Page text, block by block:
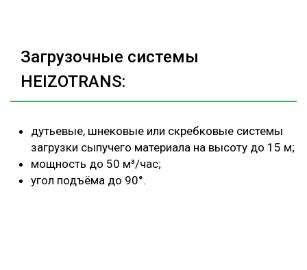
Загрузочные системы
HEIZOTRANS:
дутьевые, шнековые или скребковые системы
загрузки сыпучего материала на высоту до 15 м;
мощность до 50 м³/час;
угол подъёма до 90°.